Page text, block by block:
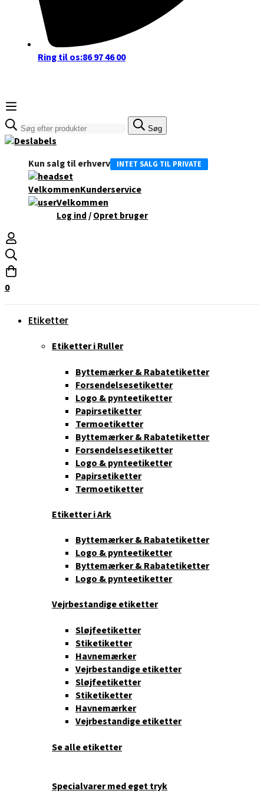
Ring til os:86 97 46 00
Søge
efter:
Søg
Kun salg til erhverv INTET SALG TIL PRIVATE
VelkommenKunderservice
Velkommen
Log ind/Opret bruger
0
Etiketter
Etiketter i Ruller
Byttemærker & Rabatetiketter
Forsendelsesetiketter
Logo & pynteetiketter
Papirsetiketter
Termoetiketter
Byttemærker & Rabatetiketter
Forsendelsesetiketter
Logo & pynteetiketter
Papirsetiketter
Termoetiketter
Etiketter i Ark
Byttemærker & Rabatetiketter
Logo & pynteetiketter
Byttemærker & Rabatetiketter
Logo & pynteetiketter
Vejrbestandige etiketter
Sløjfeetiketter
Stiketiketter
Havnemærker
Vejrbestandige etiketter
Sløjfeetiketter
Stiketiketter
Havnemærker
Vejrbestandige etiketter
Se alle etiketter
Specialvarer med eget tryk